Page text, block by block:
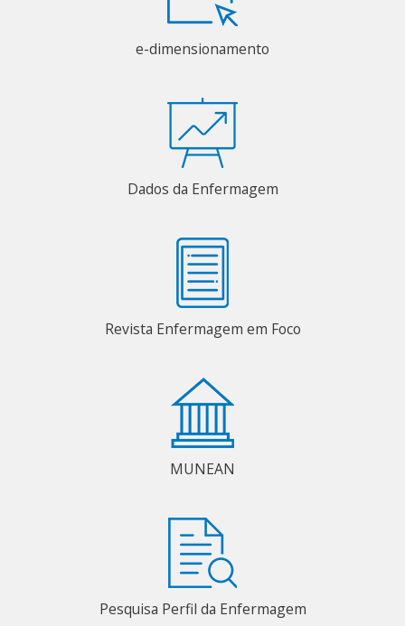
e-dimensionamento
Dados da Enfermagem
Revista Enfermagem em Foco
MUNEAN
Pesquisa Perfil da Enfermagem